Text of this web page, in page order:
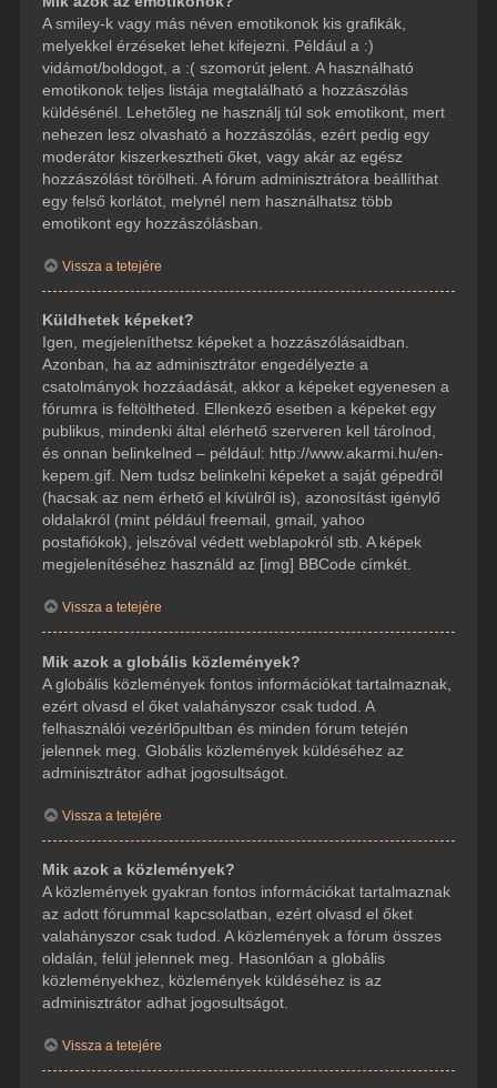
A smiley-k vagy más néven emotikonok kis grafikák,
melyekkel érzéseket lehet kifejezni. Például a :)
vidámot/boldogot, a :( szomorút jelent. A használható
emotikonok teljes listája megtalálható a hozzászólás
küldésénél. Lehetőleg ne használj túl sok emotikont, mert
nehezen lesz olvasható a hozzászólás, ezért pedig egy
moderátor kiszerkesztheti őket, vagy akár az egész
hozzászólást törölheti. A fórum adminisztrátora beállíthat
egy felső korlátot, melynél nem használhatsz több
emotikont egy hozzászólásban.
Vissza a tetejére
Küldhetek képeket?
Igen, megjeleníthetsz képeket a hozzászólásaidban.
Azonban, ha az adminisztrátor engedélyezte a
csatolmányok hozzáadását, akkor a képeket egyenesen a
fórumra is feltöltheted. Ellenkező esetben a képeket egy
publikus, mindenki által elérhető szerveren kell tárolnod,
és onnan belinkelned – például: http://www.akarmi.hu/en-
kepem.gif. Nem tudsz belinkelni képeket a saját gépedről
(hacsak az nem érhető el kívülről is), azonosítást igénylő
oldalakról (mint például freemail, gmail, yahoo
postafiókok), jelszóval védett weblapokról stb. A képek
megjelenítéséhez használd az [img] BBCode címkét.
Vissza a tetejére
Mik azok a globális közlemények?
A globális közlemények fontos információkat tartalmaznak,
ezért olvasd el őket valahányszor csak tudod. A
felhasználói vezérlőpultban és minden fórum tetején
jelennek meg. Globális közlemények küldéséhez az
adminisztrátor adhat jogosultságot.
Vissza a tetejére
Mik azok a közlemények?
A közlemények gyakran fontos információkat tartalmaznak
az adott fórummal kapcsolatban, ezért olvasd el őket
valahányszor csak tudod. A közlemények a fórum összes
oldalán, felül jelennek meg. Hasonlóan a globális
közleményekhez, közlemények küldéséhez is az
adminisztrátor adhat jogosultságot.
Vissza a tetejére